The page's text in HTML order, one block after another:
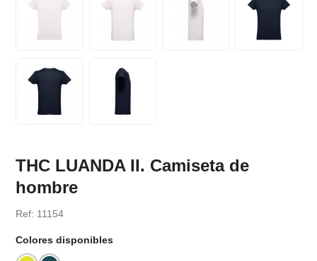
THC LUANDA II. Camiseta de
hombre
Ref: 11154
Colores disponibles